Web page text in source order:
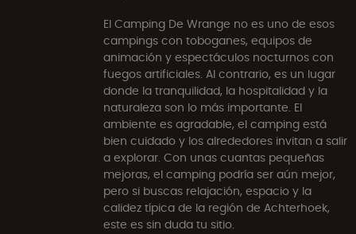
El Camping De Wrange no es uno de esos
campings con toboganes, equipos de
animación y espectáculos nocturnos con
fuegos artificiales. Al contrario, es un lugar
donde la tranquilidad, la hospitalidad y la
naturaleza son lo más importante. El
ambiente es agradable, el camping está
bien cuidado y los alrededores invitan a salir
a explorar. Con unas cuantas pequeñas
mejoras, el camping podría ser aún mejor,
pero si buscas relajación, espacio y la
calidez típica de la región de Achterhoek,
este es sin duda tu sitio.